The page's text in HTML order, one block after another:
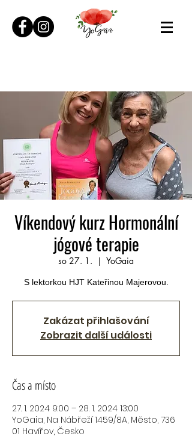
Víkendový kurz Hormonální
jógové terapie
so 27. 1.
  |
YoGaia
S lektorkou HJT Kateřinou Majerovou.
Zakázat přihlašování
Zobrazit další události
Čas a místo
27. 1. 2024 9:00 – 28. 1. 2024 13:00
YoGaia, Na Nábřeží 1459/8A, Město, 736
01 Havířov, Česko